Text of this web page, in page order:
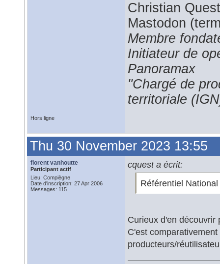
Christian
Mastodon
Membre
Initiateur de
Panoramax
"Chargé de
territoriale
Hors ligne
Thu 30 November 2023 13:55
florent vanhoutte
Participant actif
Lieu: Compiègne
Date d'inscription: 27 Apr 2006
Messages: 115
cquest a écrit:
Référentiel
Curieux d'en découvrir
C'est
producteurs/